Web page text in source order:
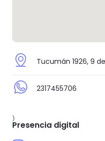
Tucumán 1926, 9
2317455706
)
Presencia digital